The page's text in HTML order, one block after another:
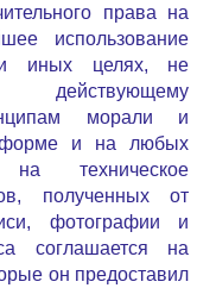
права на
использование
иных целях, не
морали и
форме и на любых
техническое
полученных от
фотографии и
соглашается на
он предоставил